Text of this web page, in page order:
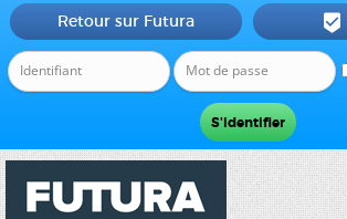
Retour sur Futura 